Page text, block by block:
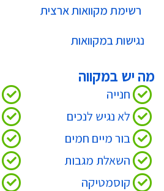
רשימת מקוואות ארצית
נגישות במקוואות
מה יש במקווה
חנייה
לא נגיש לנכים
בור מיים חמים
השאלת מגבות
קוסמטיקה